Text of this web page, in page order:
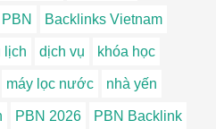
Backlinks Vietnam
lịch dịch vụ khóa học
máy lọc nước nhà yến
PBN 2026 PBN Backlink